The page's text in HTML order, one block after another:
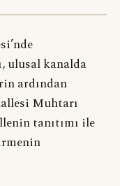
ulusal kanalda
ardından
Muhtarı
tanıtımı ile